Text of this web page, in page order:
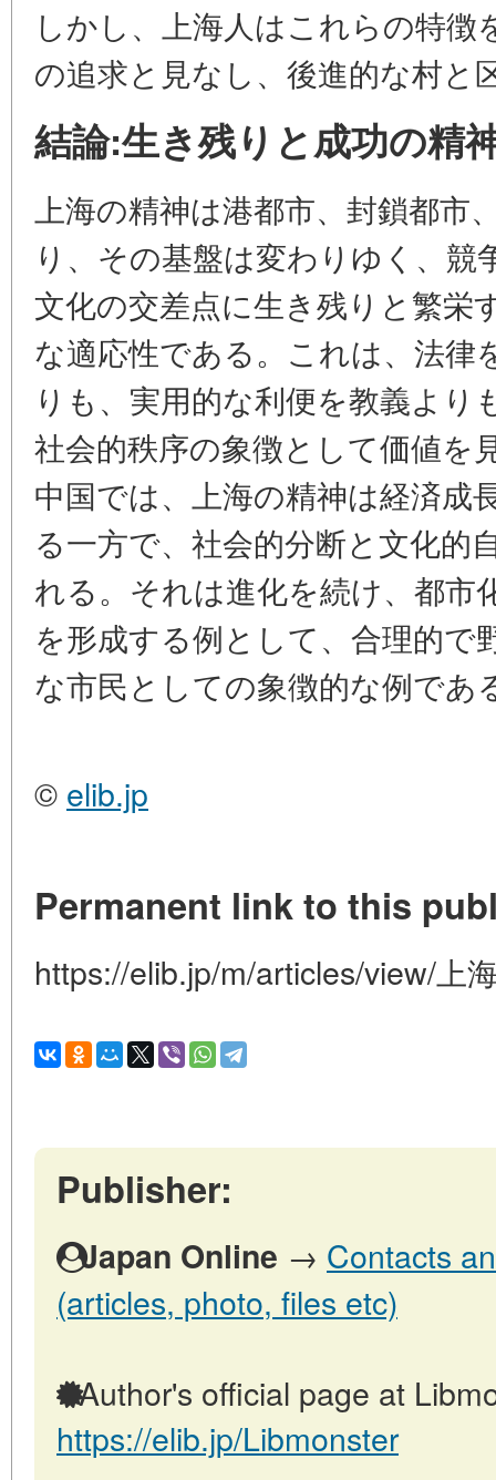
しかし、上海人はこれらの特徴
の追求と見なし、 後進的な村と
結論:生き残りと成功の精
上海の精神は港都市、封鎖都
り、その基盤は変わりゆく、競
文化の交差点に生き残りと繁栄
な適応性である。これは、法律
りも、実用的な利便を教義より
社会的秩序の象徴として価値を
中国では、上海の精神は経済成
る一方で、社会的分断と文化的
れる。それは進化を続け、都市
を形成する例として、合理的で
な市民としての象徴的な例であ
© elib.jp
Permanent link to this
https://elib.jp/m/articles/view/上
Publisher:
Japan Online → Contacts
(articles, photo, files etc)
Author's official page at
https://elib.jp/Libmonster